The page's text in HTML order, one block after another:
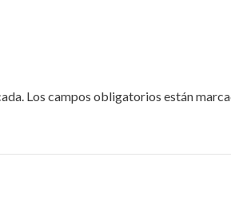
Los campos obligatorios están